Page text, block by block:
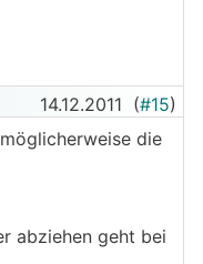
14.12.2011 (#15)
die
abziehen geht bei